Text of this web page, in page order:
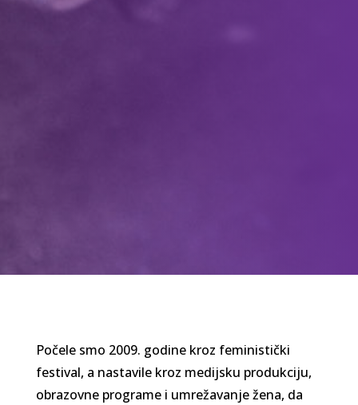
Počele smo 2009. godine kroz feministički
festival, a nastavile kroz medijsku produkciju,
obrazovne programe i umrežavanje žena, da